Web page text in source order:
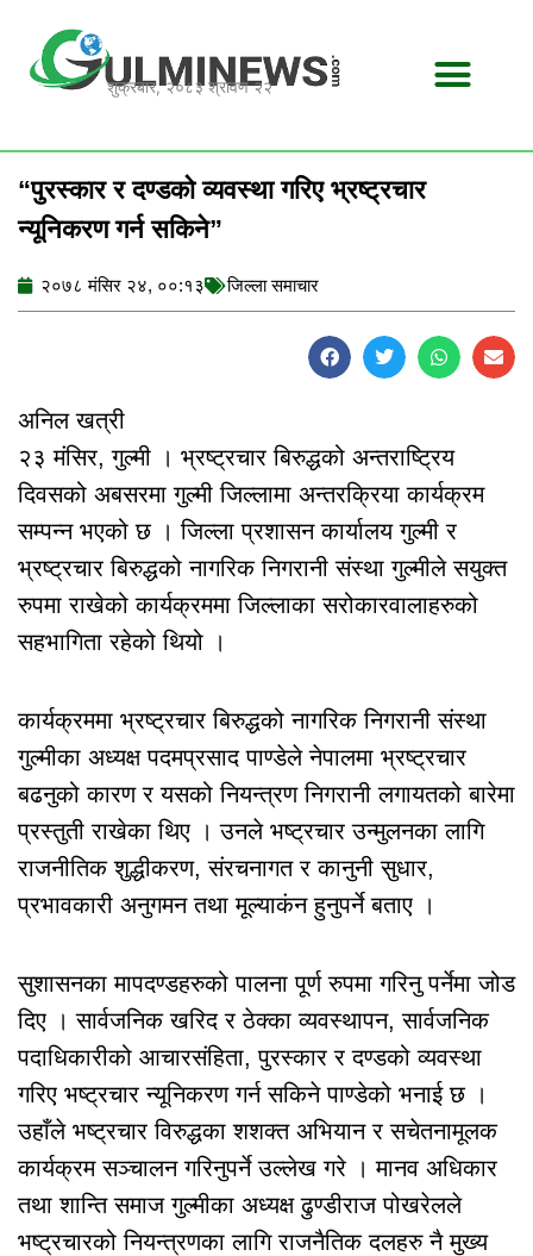
content
शुक्रबार, २०८३ श्रावण २२
“पुरस्कार र दण्डको व्यवस्था गरिए भ्रष्ट्रचार
न्यूनिकरण गर्न सकिने”
२०७८ मंसिर २४, ००:१३ जिल्ला समाचार
अनिल खत्री
२३ मंसिर, गुल्मी । भ्रष्ट्रचार बिरुद्धको अन्तराष्ट्रिय
दिवसको अबसरमा गुल्मी जिल्लामा अन्तरक्रिया कार्यक्रम
सम्पन्न भएको छ । जिल्ला प्रशासन कार्यालय गुल्मी र
भ्रष्ट्रचार बिरुद्धको नागरिक निगरानी संस्था गुल्मीले सयुक्त
रुपमा राखेको कार्यक्रममा जिल्लाका सरोकारवालाहरुको
सहभागिता रहेको थियो ।
कार्यक्रममा भ्रष्ट्रचार बिरुद्धको नागरिक निगरानी संस्था
गुल्मीका अध्यक्ष पदमप्रसाद पाण्डेले नेपालमा भ्रष्ट्रचार
बढनुको कारण र यसको नियन्त्रण निगरानी लगायतको बारेमा
प्रस्तुती राखेका थिए । उनले भष्ट्रचार उन्मुलनका लागि
राजनीतिक शुद्धीकरण, संरचनागत र कानुनी सुधार,
प्रभावकारी अनुगमन तथा मूल्याकंन हुनुपर्ने बताए ।
सुशासनका मापदण्डहरुको पालना पूर्ण रुपमा गरिनु पर्नेमा जोड
दिए । सार्वजनिक खरिद र ठेक्का व्यवस्थापन, सार्वजनिक
पदाधिकारीको आचारसंहिता, पुरस्कार र दण्डको व्यवस्था
गरिए भष्ट्रचार न्यूनिकरण गर्न सकिने पाण्डेको भनाई छ ।
उहाँले भष्ट्रचार विरुद्धका शशक्त अभियान र सचेतनामूलक
कार्यक्रम सञ्चालन गरिनुपर्ने उल्लेख गरे । मानव अधिकार
तथा शान्ति समाज गुल्मीका अध्यक्ष ढुण्डीराज पोखरेलले
भष्ट्रचारको नियन्त्रणका लागि राजनैतिक दलहरु नै मुख्य